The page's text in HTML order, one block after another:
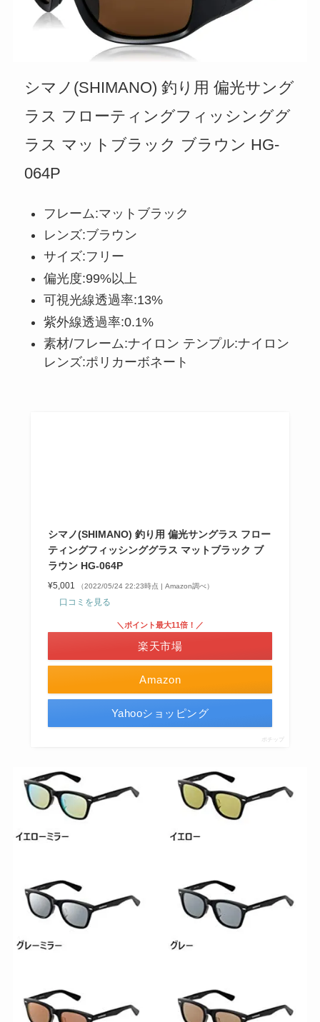
シマノ(SHIMANO) 釣り用 偏光サング
ラス フローティングフィッシンググ
ラス マットブラック ブラウン HG-
064P
フレーム:マットブラック
レンズ:ブラウン
サイズ:フリー
偏光度:99%以上
可視光線透過率:13%
紫外線透過率:0.1%
素材/フレーム:ナイロン テンプル:ナイロン
レンズ:ポリカーボネート
シマノ(SHIMANO) 釣り用 偏光サングラス フロー
ティングフィッシンググラス マットブラック ブ
ラウン HG-064P
¥5,001 （2022/05/24 22:23時点 | Amazon調べ）
口コミを見る
Amazon
＼ポイント最大11倍！／
楽天市場
Yahooショッピング
ポチップ